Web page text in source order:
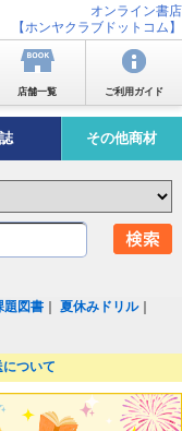
オンライン書店
【ホンヤクラブドットコム】
店舗一覧 ご利用ガイド
その他商材
題図書 ｜夏休みドリル｜
について